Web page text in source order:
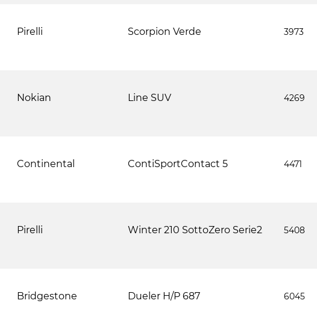
Pirelli Scorpion Verde 3973
Nokian Line SUV 4269
Continental ContiSportContact 5 4471
Pirelli Winter 210 SottoZero Serie2 5408
Bridgestone Dueler H/P 687 6045